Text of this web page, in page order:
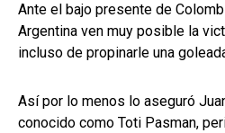
Ante el bajo presente de
Argentina ven muy posible la
incluso de propinarle una
Así por lo menos lo aseguró
conocido como Toti Pasman,